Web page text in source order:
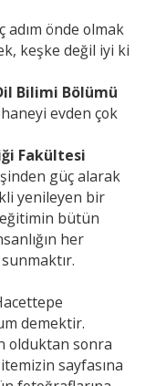
adım önde olmak
keşke değil iyi ki
Bilimi Bölümü
evden çok
Fakültesi
güç alarak
yenileyen bir
bütün
her
demektir.
olduktan sonra
sayfasına